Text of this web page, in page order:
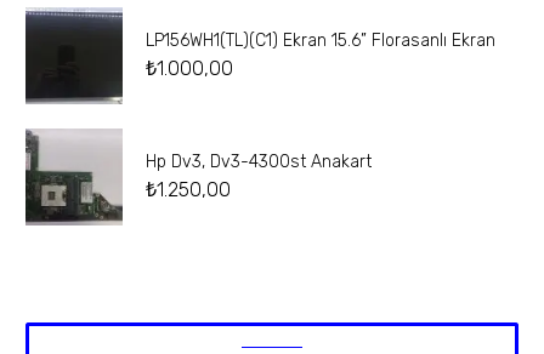
LP156WH1(TL)(C1) Ekran 15.6” Florasanlı Ekran
₺1.000,00
Hp Dv3, Dv3-4300st Anakart
₺1.250,00